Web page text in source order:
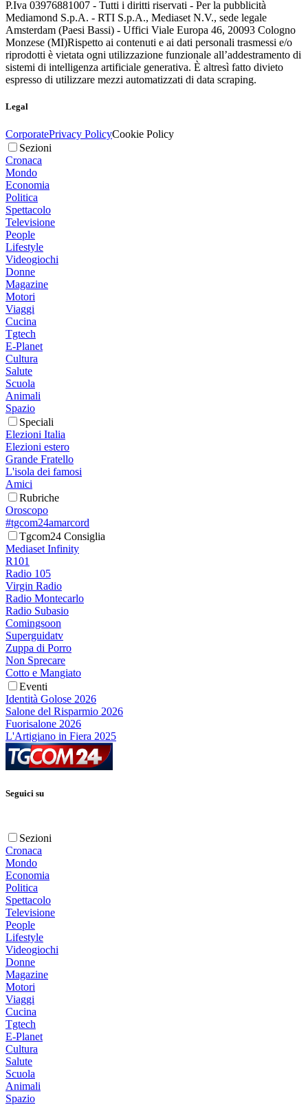
P.Iva 03976881007 - Tutti i diritti riservati - Per la pubblicità
Mediamond S.p.A. - RTI S.p.A., Mediaset N.V., sede legale
Amsterdam (Paesi Bassi) - Uffici Viale Europa 46, 20093 Cologno
Monzese (MI)Rispetto ai contenuti e ai dati personali trasmessi e/o
riprodotti è vietata ogni utilizzazione funzionale all’addestramento di
sistemi di intelligenza artificiale generativa. È altresì fatto divieto
espresso di utilizzare mezzi automatizzati di data scraping.
Legal
CorporatePrivacy PolicyCookie Policy
Sezioni
Cronaca
Mondo
Economia
Politica
Spettacolo
Televisione
People
Lifestyle
Videogiochi
Donne
Magazine
Motori
Viaggi
Cucina
Tgtech
E-Planet
Cultura
Salute
Scuola
Animali
Spazio
Speciali
Elezioni Italia
Elezioni estero
Grande Fratello
L'isola dei famosi
Amici
Rubriche
Oroscopo
#tgcom24amarcord
Tgcom24 Consiglia
Mediaset Infinity
R101
Radio 105
Virgin Radio
Radio Montecarlo
Radio Subasio
Comingsoon
Superguidatv
Zuppa di Porro
Non Sprecare
Cotto e Mangiato
Eventi
Identità Golose 2026
Salone del Risparmio 2026
Fuorisalone 2026
L'Artigiano in Fiera 2025
Seguici su
Sezioni
Cronaca
Mondo
Economia
Politica
Spettacolo
Televisione
People
Lifestyle
Videogiochi
Donne
Magazine
Motori
Viaggi
Cucina
Tgtech
E-Planet
Cultura
Salute
Scuola
Animali
Spazio